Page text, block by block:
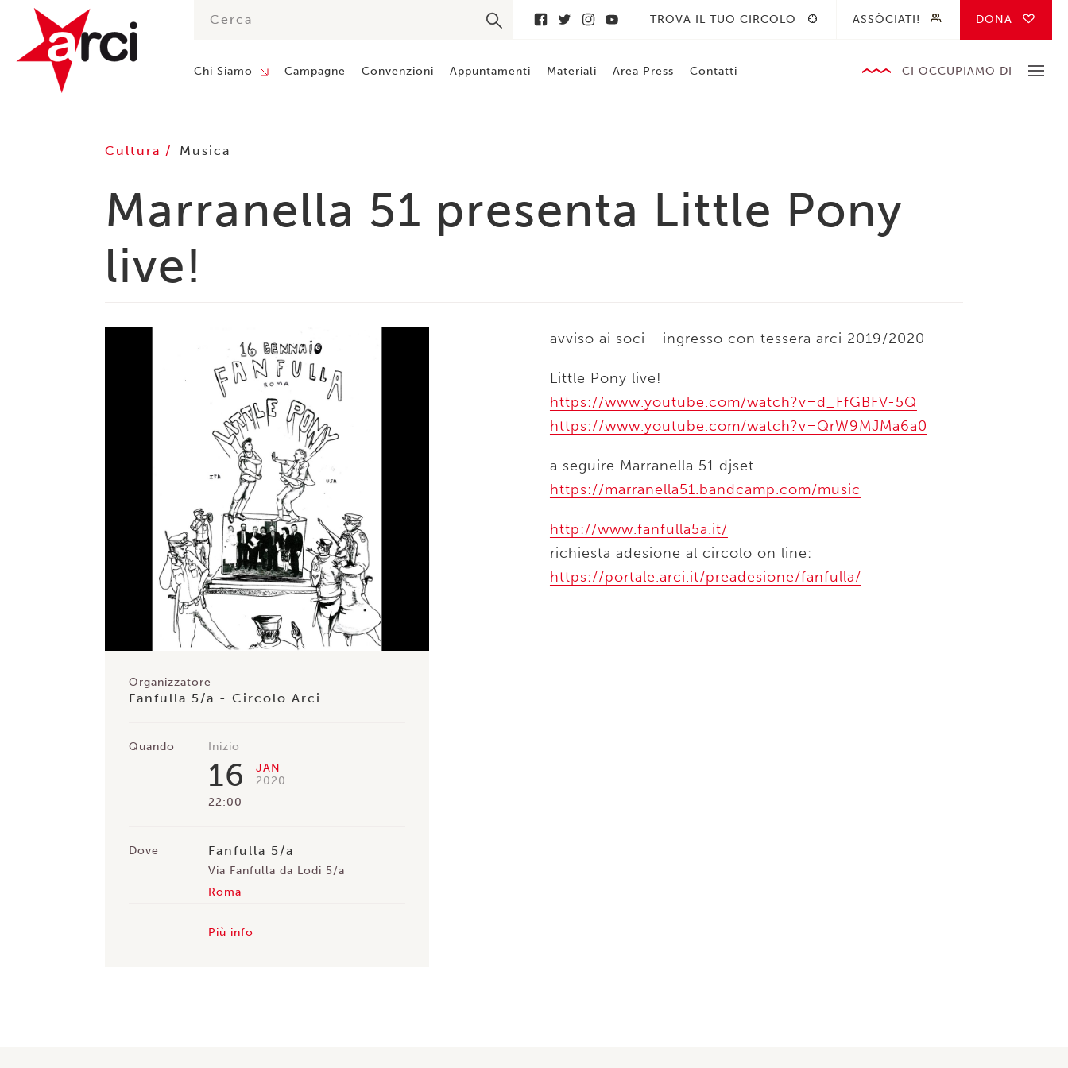
TROVA IL TUO CIRCOLO ASSÒCIATI! DONA
Chi Siamo Campagne Convenzioni Appuntamenti Materiali Area Press Contatti CI OCCUPIAMO DI
Cultura Musica
Marranella 51 presenta Little Pony
live!
Organizzatore
Fanfulla 5/a - Circolo Arci
Quando Inizio
16
JAN
2020
22:00
Dove Fanfulla 5/a
Via Fanfulla da Lodi 5/a
Roma
Più info
avviso ai soci - ingresso con tessera arci 2019/2020
Little Pony live!
https://www.youtube.com/watch?v=d_FfGBFV-5Q
https://www.youtube.com/watch?v=QrW9MJMa6a0
a seguire Marranella 51 djset
https://marranella51.bandcamp.com/music
http://www.fanfulla5a.it/
richiesta adesione al circolo on line:
https://portale.arci.it/preadesione/fanfulla/